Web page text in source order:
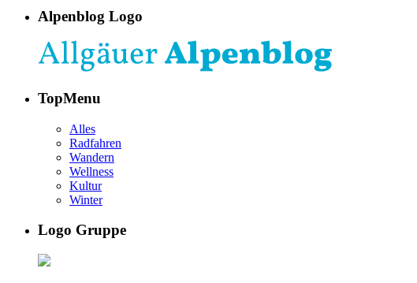
Alpenblog Logo
TopMenu
Alles
Radfahren
Wandern
Wellness
Kultur
Winter
Logo Gruppe